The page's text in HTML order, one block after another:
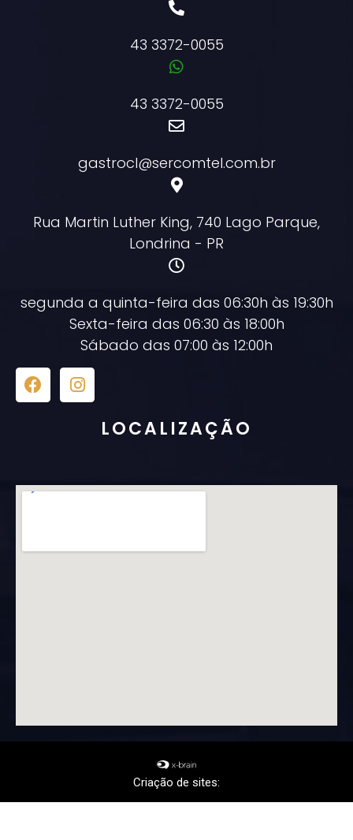
43 3372-0055
43 3372-0055
gastrocl@sercomtel.com.br
Rua Martin Luther King, 740 Lago Parque,
Londrina - PR
segunda a quinta-feira das 06:30h às 19:30h
Sexta-feira das 06:30 às 18:00h
Sábado das 07:00 às 12:00h
LOCALIZAÇÃO
Criação de sites: